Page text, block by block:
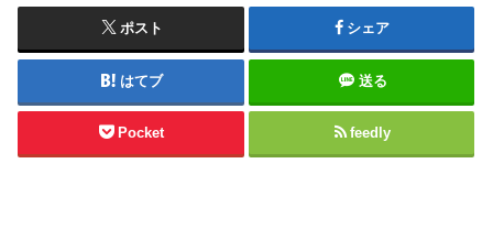
ポスト シェア
はてブ 送る
Pocket feedly